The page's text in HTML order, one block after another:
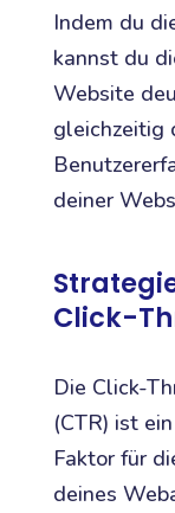
Indem du
kannst du
Website
gleichzeitig
deiner
Click-
Die Click-
(CTR) ist
Faktor für
deines